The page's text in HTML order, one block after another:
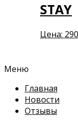
STAY
Цена: 290
Меню
Главная
Новости
Отзывы